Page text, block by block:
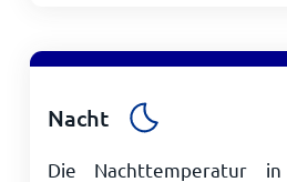
Nacht
Die Nachttemperatur